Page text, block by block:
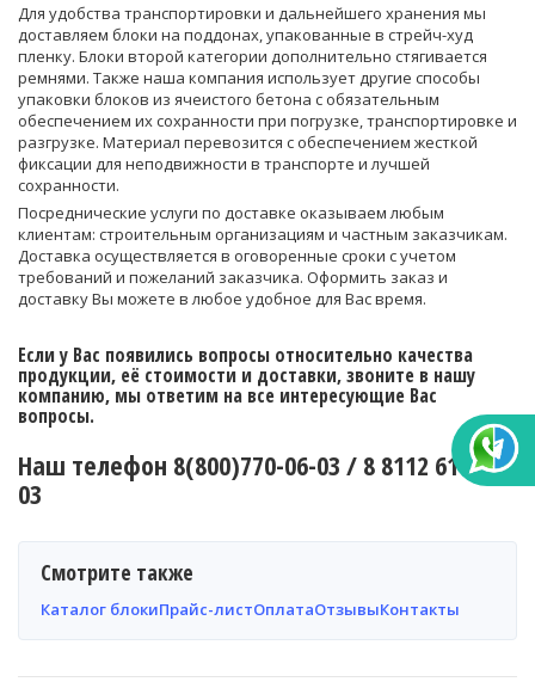
Для удобства транспортировки и дальнейшего хранения мы
доставляем блоки на поддонах, упакованные в стрейч-худ
пленку. Блоки второй категории дополнительно стягивается
ремнями. Также наша компания использует другие способы
упаковки блоков из ячеистого бетона с обязательным
обеспечением их сохранности при погрузке, транспортировке и
разгрузке. Материал перевозится с обеспечением жесткой
фиксации для неподвижности в транспорте и лучшей
сохранности.
Посреднические услуги по доставке оказываем любым
клиентам: строительным организациям и частным заказчикам.
Доставка осуществляется в оговоренные сроки с учетом
требований и пожеланий заказчика. Оформить заказ и
доставку Вы можете в любое удобное для Вас время.
Если у Вас появились вопросы относительно качества
продукции, её стоимости и доставки, звоните в нашу
компанию, мы ответим на все интересующие Вас
вопросы.
Наш телефон 8(800)770-06-03 / 8 8112 61-06-
03
Смотрите также
Каталог блокиПрайс-листОплатаОтзывыКонтакты